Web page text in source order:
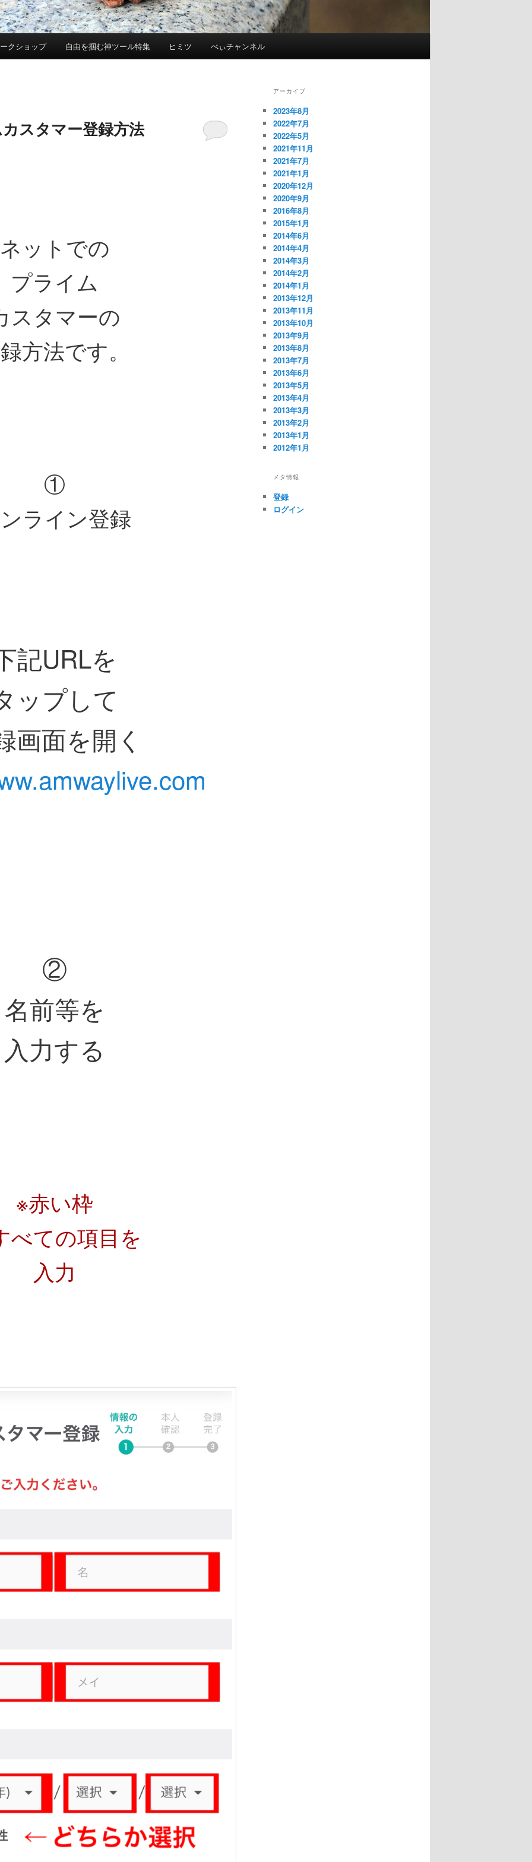
クショップ 自由を掴む神ツール特集 ヒミツ ぺぃチャンネル
スタマー登録方法
ネットでの
プライム
スタマーの
方法です。
①
ライン登録
記URLを
ップして
画面を開く
②
名前等を
入力する
※赤い枠
ての項目を
入力
アーカイブ
2023年8月
2022年7月
2022年5月
2021年11月
2021年7月
2021年1月
2020年12月
2020年9月
2016年8月
2015年1月
2014年6月
2014年4月
2014年3月
2014年2月
2014年1月
2013年12月
2013年11月
2013年10月
2013年9月
2013年8月
2013年7月
2013年6月
2013年5月
2013年4月
2013年3月
2013年2月
2013年1月
2012年1月
メタ情報
登録
ログイン